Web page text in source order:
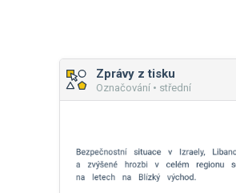
Zprávy z tisku
Označování • střední